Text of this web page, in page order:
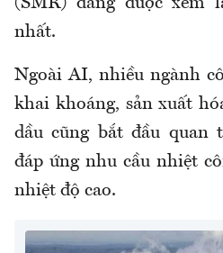
(SMR) đang được xem
nhất.
Ngoài AI, nhiều ngành
khai khoáng, sản xuất
dầu cũng bắt đầu quan
đáp ứng nhu cầu nhiệt
nhiệt độ cao.